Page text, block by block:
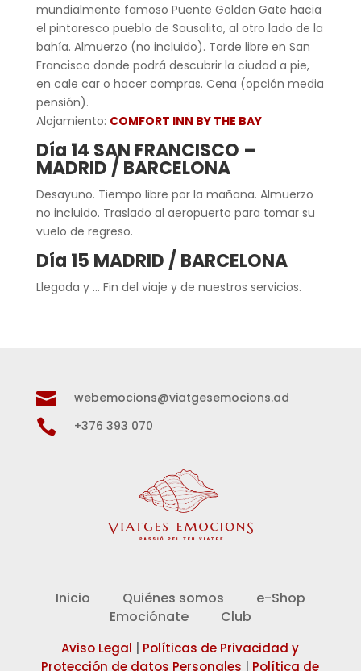
mundialmente famoso Puente Golden Gate hacia
el pintoresco pueblo de Sausalito, al otro lado de la
bahía. Almuerzo (no incluido). Tarde libre en San
Francisco donde podrá descubrir la ciudad a pie,
en cale car o hacer compras. Cena (opción media
pensión).
Alojamiento: COMFORT INN BY THE BAY
Día 14 SAN FRANCISCO –
MADRID / BARCELONA
Desayuno. Tiempo libre por la mañana. Almuerzo
no incluido. Traslado al aeropuerto para tomar su
vuelo de regreso.
Día 15 MADRID / BARCELONA
Llegada y … Fin del viaje y de nuestros servicios.
 webemocions@viatgesemocions.ad
 +376 393 070
Inicio Quiénes somos
e-Shop
Emociónate
Club
Aviso Legal
Políticas de Privacidad y
Protección de datos Personales
Política de